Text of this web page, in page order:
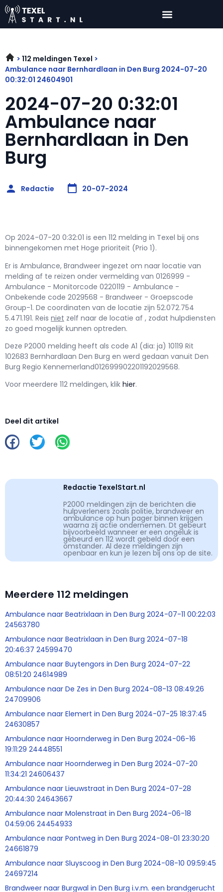
112 meldingen Texel
Ambulance naar Bernhardlaan in Den Burg 2024-07-20
00:32:01 24604901
2024-07-20 0:32:01
Ambulance naar
Bernhardlaan in Den
Burg
Redactie 20-07-2024
Op 2024-07-20 0:32:01 is een 112 melding in Texel bij ons
binnengekomen met Hoge prioriteit (Prio 1).
Er is Ambulance, Brandweer ingezet om naar locatie van
melding af te reizen onder vermelding van 0126999 -
Ambulance - Monitorcode 0220119 - Ambulance -
Onbekende code 2029568 - Brandweer - Groepscode
Group-1. De coordinaten van de locatie zijn 52.072.754
5.471.191. Reis niet zelf naar de locatie af , zodat hulpdiensten
zo goed mogelijk kunnen optreden.
Deze P2000 melding heeft als code A1 (dia: ja) 10119 Rit
102683 Bernhardlaan Den Burg en werd gedaan vanuit Den
Burg Regio Kennemerland012699902201192029568.
Voor meerdere 112 meldingen, klik hier.
Deel dit artikel
Redactie TexelStart.nl
P2000 meldingen zijn de berichten die
hulpverleners zoals politie, brandweer en
ambulance op hun pager binnen krijgen
waarna zij actie ondernemen. Dt gebeurt
bijvoorbeeld wanneer er een ongeluk is
gebeurd en 112 wordt gebeld door een
omstander. Al deze meldingen zijn
openbaar en kun je lezen bij ons op de site.
Meerdere 112 meldingen
Ambulance naar Beatrixlaan in Den Burg 2024-07-11 00:22:03
24563780
Ambulance naar Beatrixlaan in Den Burg 2024-07-18
20:46:37 24599470
Ambulance naar Buytengors in Den Burg 2024-07-22
08:51:20 24614989
Ambulance naar De Zes in Den Burg 2024-08-13 08:49:26
24709906
Ambulance naar Elemert in Den Burg 2024-07-25 18:37:45
24630857
Ambulance naar Hoornderweg in Den Burg 2024-06-16
19:11:29 24448551
Ambulance naar Hoornderweg in Den Burg 2024-07-20
11:34:21 24606437
Ambulance naar Lieuwstraat in Den Burg 2024-07-28
20:44:30 24643667
Ambulance naar Molenstraat in Den Burg 2024-06-18
04:59:06 24454933
Ambulance naar Pontweg in Den Burg 2024-08-01 23:30:20
24661879
Ambulance naar Sluyscoog in Den Burg 2024-08-10 09:59:45
24697214
Brandweer naar Burgwal in Den Burg i.v.m. een brandgerucht